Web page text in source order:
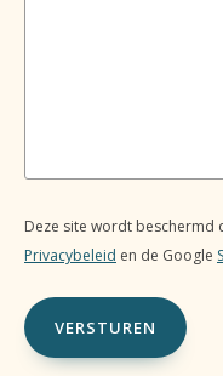
Deze site wordt beschermd
Privacybeleid en de Google